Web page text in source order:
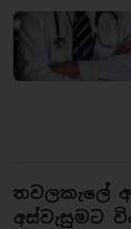
තවලකැලේ
අස්වැසුමට